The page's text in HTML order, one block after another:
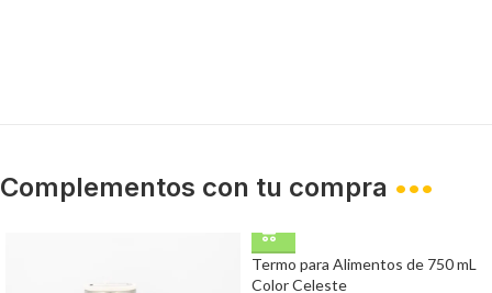
Complementos con tu compra •••
Termo para Alimentos de 750 mL
Color Celeste